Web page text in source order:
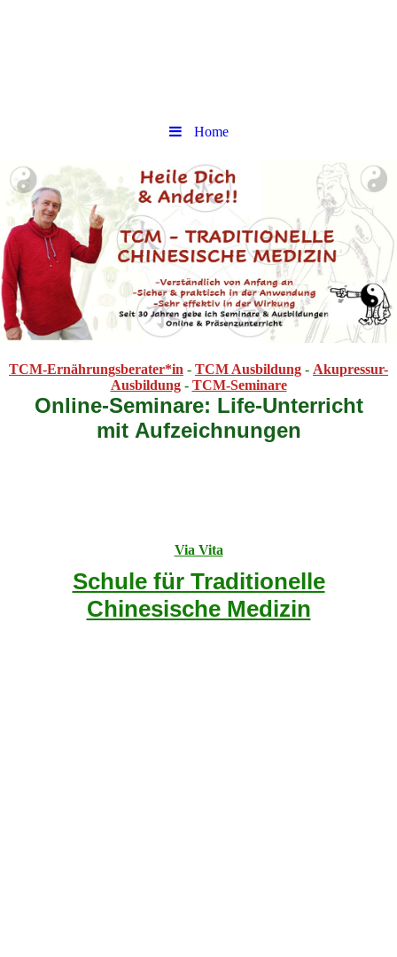
Home
TCM-Ernährungsberater*in - TCM Ausbildung - Akupressur-
Ausbildung - TCM-Seminare
Online-Seminare: Life-Unterricht
mit Aufzeichnungen
Via Vita
Schule für Traditionelle
Chinesische Medizin